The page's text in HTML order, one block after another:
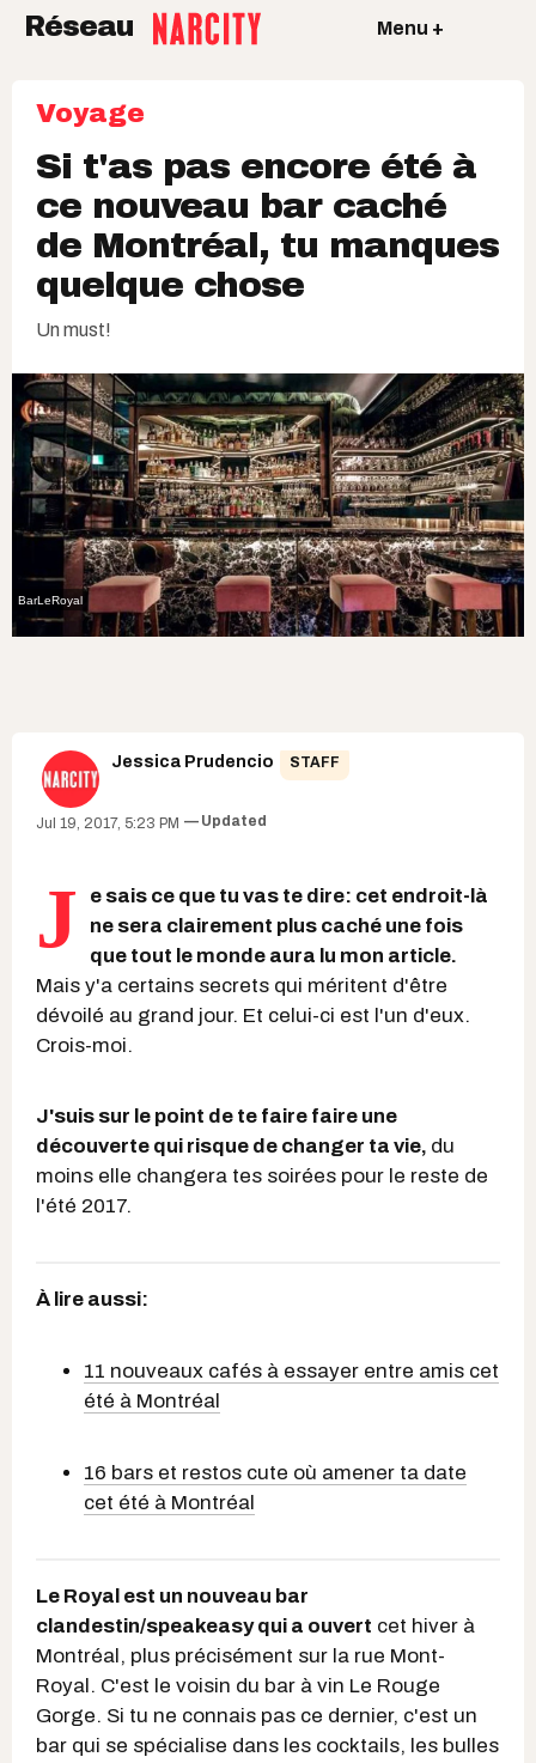
Réseau Menu +
Voyage
Si t'as pas encore été à
ce nouveau bar caché
de Montréal, tu manques
quelque chose
Un must!
BarLeRoyal
Jessica Prudencio STAFF
Jul 19, 2017, 5:23 PM Updated
J
e sais ce que tu vas te dire: cet endroit-là
ne sera clairement plus caché une fois
que tout le monde aura lu mon article.
Mais y'a certains secrets qui méritent d'être
dévoilé au grand jour. Et celui-ci est l'un d'eux.
Crois-moi.
J'suis sur le point de te faire faire une
découverte qui risque de changer ta vie, du
moins elle changera tes soirées pour le reste de
l'été 2017.
À lire aussi:
11 nouveaux cafés à essayer entre amis cet
été à Montréal
16 bars et restos cute où amener ta date
cet été à Montréal
Le Royal est un nouveau bar
clandestin/speakeasy qui a ouvert cet hiver à
Montréal, plus précisément sur la rue Mont-
Royal. C'est le voisin du bar à vin Le Rouge
Gorge. Si tu ne connais pas ce dernier, c'est un
bar qui se spécialise dans les cocktails, les bulles